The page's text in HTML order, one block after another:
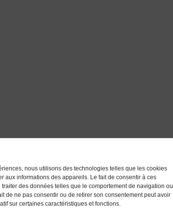
nous utilisons des technologies telles que les cookies
aux informations des appareils. Le fait de consentir à ces
des données telles que le comportement de navigation ou
de ne pas consentir ou de retirer son consentement peut avoir
sur certaines caractéristiques et fonctions.
Lanester -S.LEPROVOST @Tous droits réservés.